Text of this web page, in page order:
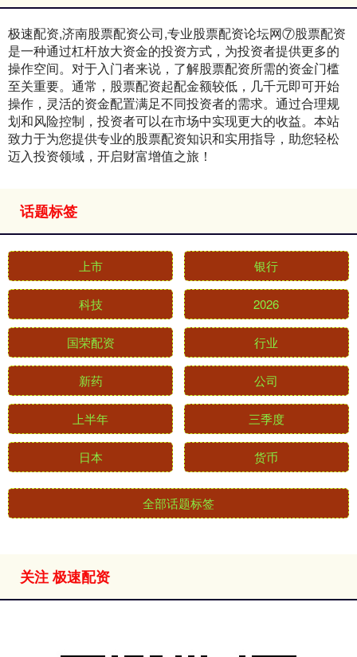
极速配资,济南股票配资公司,专业股票配资论坛网⑦股票配资
是一种通过杠杆放大资金的投资方式，为投资者提供更多的
操作空间。对于入门者来说，了解股票配资所需的资金门槛
至关重要。通常，股票配资起配金额较低，几千元即可开始
操作，灵活的资金配置满足不同投资者的需求。通过合理规
划和风险控制，投资者可以在市场中实现更大的收益。本站
致力于为您提供专业的股票配资知识和实用指导，助您轻松
迈入投资领域，开启财富增值之旅！
话题标签
上市 银行
科技 2026
国荣配资 行业
新药 公司
上半年 三季度
日本 货币
全部话题标签
关注 极速配资